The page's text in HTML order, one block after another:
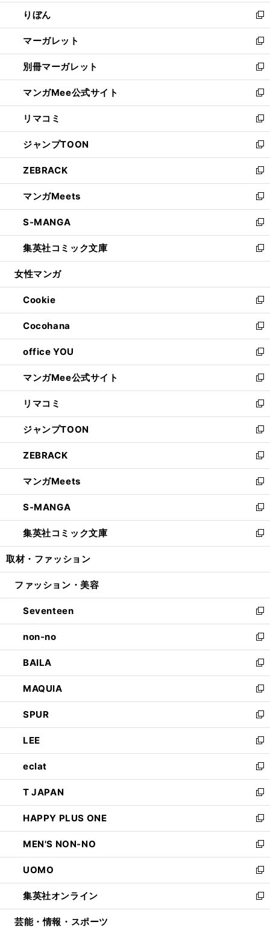
く
ウ
で
開
く
ン
ド
ウ
で
開
く
ウ
ィ
ン
ド
ウ
で
開
く
りぼん
新
し
い
ウ
ィ
ン
ド
ウ
で
開
く
マーガレット
新
し
い
ウ
ィ
ン
ド
ウ
で
開
く
別冊マーガレット
新
し
い
ウ
ィ
ン
ド
ウ
で
開
く
マンガMee公式サイト
新
し
い
ウ
ィ
ン
ド
ウ
で
開
く
リマコミ
新
し
い
ウ
ィ
ン
ド
ウ
で
開
く
ジャンプTOON
新
し
い
ウ
ィ
ン
ド
ウ
で
開
ZEBRACK
新
し
い
ウ
ィ
ン
ド
ウ
開
く
マンガMeets
新
し
い
ウ
ィ
ン
ウ
で
開
く
S-MANGA
新
し
い
ウ
ン
ド
ウ
で
開
く
集英社コミック文庫
新
し
ウ
ィ
ン
ド
ウ
で
開
く
女性マンガ
Cookie
新
し
い
ウ
ィ
ン
ド
ウ
で
開
く
Cocohana
新
し
い
ウ
ィ
ン
ド
ウ
で
開
く
office YOU
新
し
い
ウ
ィ
ン
ド
ウ
で
開
く
マンガMee公式サイト
新
し
い
ウ
ィ
ン
ド
ウ
で
開
く
リマコミ
新
し
い
ウ
ィ
ン
ド
ウ
で
開
く
ジャンプTOON
新
し
い
ウ
ィ
ン
ド
ウ
で
開
ZEBRACK
新
し
い
ウ
ィ
ン
ド
ウ
開
マンガMeets
新
し
い
ウ
ィ
ン
ウ
開
く
S-MANGA
新
し
い
ウ
ン
ウ
で
開
く
集英社コミック文庫
新
し
ウ
ン
ド
ウ
で
開
く
取材・ファッション
ファッション・美容
Seventeen
新
し
い
ウ
ィ
ン
ド
ウ
で
開
く
non-no
新
し
い
ウ
ィ
ン
ド
ウ
で
開
く
BAILA
新
し
い
ウ
ィ
ン
ド
ウ
で
開
く
MAQUIA
新
し
い
ウ
ィ
ン
ド
ウ
で
開
く
SPUR
新
し
い
ウ
ィ
ン
ド
ウ
で
開
く
LEE
新
し
い
ウ
ィ
ン
ド
ウ
で
開
く
eclat
新
し
い
ウ
ィ
ン
ド
ウ
で
開
く
T JAPAN
新
し
い
ウ
ィ
ン
ド
ウ
で
開
HAPPY PLUS ONE
新
し
い
ウ
ィ
ン
ド
ウ
MEN'S NON-NO
新
し
い
ウ
ィ
ン
UOMO
新
し
い
ウ
集英社オンライン
新
し
芸能・情報・スポーツ